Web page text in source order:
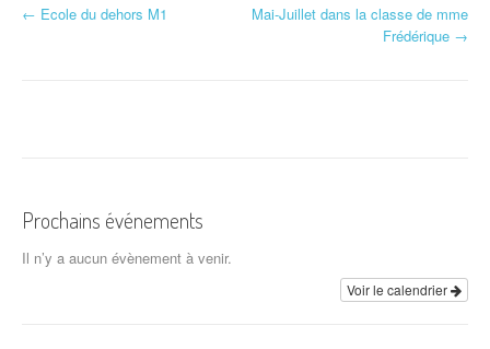
N
a
t
← Ecole du dehors M1
Mai-Juillet dans la classe de mme
Frédérique →
Prochains événements
Il n’y a aucun évènement à venir.
Voir le calendrier